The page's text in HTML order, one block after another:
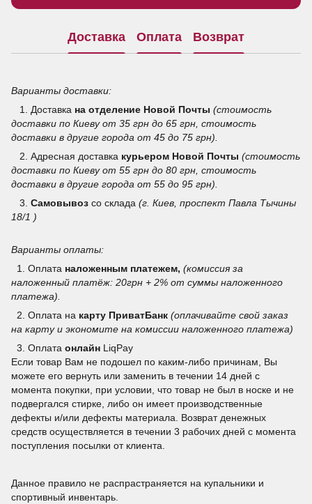
Доставка Оплата Возврат
Варианты доставки:
1. Доставка на отделение Новой Почты (стоимость
доставки по Киеву от 35 грн до 65 грн, стоимость
доставки в другие города от 45 до 75 грн).
2. Адресная доставка курьером Новой Почты (стоимость
доставки по Киеву от 55 грн до 80 грн, стоимость
доставки в другие города от 55 до 95 грн).
3. Самовывоз со склада (г. Киев, проспект Павла Тычины
18/1 )
Варианты оплаты:
1. Оплата наложенным платежем, (комиссия за
наложенный платёж: 20грн + 2% от суммы наложенного
платежа).
2. Оплата на карту ПриватБанк (оплачивайте свой заказ
на карту и экономите на комиссии наложенного платежа)
3. Оплата онлайн LiqPay
Если товар Вам не подошел по каким-либо причинам, Вы
можете его вернуть или заменить в течении 14 дней с
момента покупки, при условии, что товар не был в носке и не
подвергался стирке, либо он имеет производственные
дефекты и/или дефекты материала. Возврат денежных
средств осуществляется в течении 3 рабочих дней с момента
поступления посылки от клиента.
Данное правило не распрастраняется на купальники и
спортивный инвентарь.